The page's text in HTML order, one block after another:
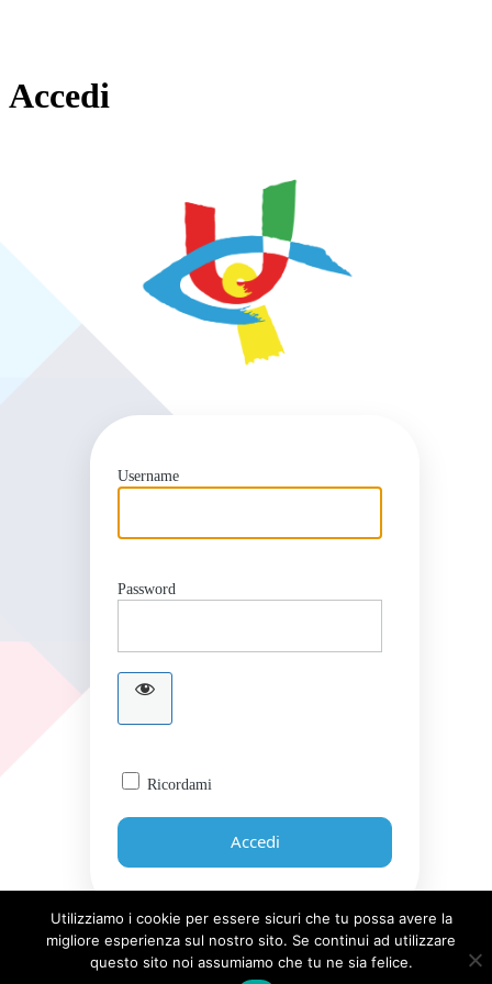
Accedi
Username
Password
Ricordami
Password dimenticata?
Utilizziamo i cookie per essere sicuri che tu possa avere la
migliore esperienza sul nostro sito. Se continui ad utilizzare
questo sito noi assumiamo che tu ne sia felice.